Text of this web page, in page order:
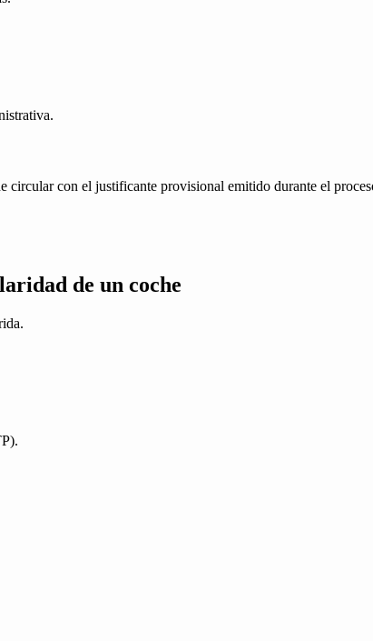
circular con el justificante provisional emitido durante el
de un coche